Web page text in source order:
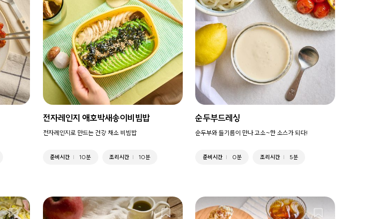
전자레인지 애호박새송이비빔밥
전자레인지로 만드는 건강 채소 비빔밥
준비시간 10분 조리시간 10분
순두부드레싱
순두부와 들기름이 만나 고소~한 소스가 되다!
준비시간 0분 조리시간 5분